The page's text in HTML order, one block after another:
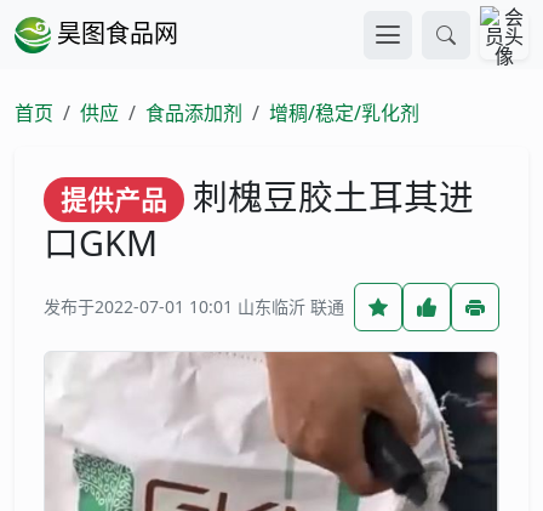
昊图食品网
首页 供应 食品添加剂 增稠/稳定/乳化剂
提供产品
刺槐豆胶土耳其进
口GKM
发布于2022-07-01 10:01 山东临沂 联通